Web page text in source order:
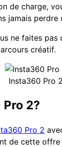
de charge,
jamais perdre
ne faites
créatif.
Insta360 Pro
2?
Pro 2
de cette